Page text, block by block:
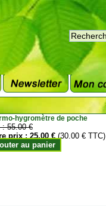
hygromètre de poche
:55.00 €
prix :25.00 € (30.00 € TTC)
au panier